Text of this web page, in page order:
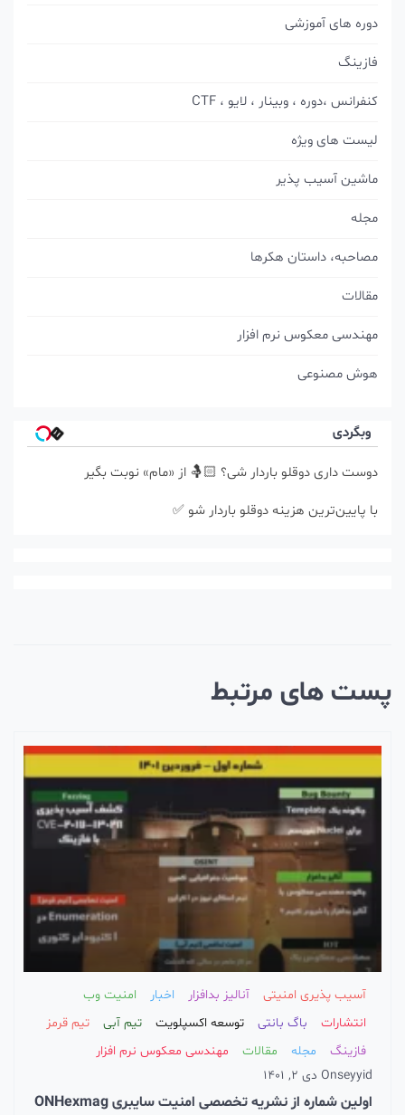
دوره های آموزشی
فازینگ
کنفرانس ،دوره ، وبینار ، لایو ، CTF
لیست های ویژه
ماشین آسیب پذیر
مصاحبه، داستان هکرها
مقالات
مهندسی معکوس نرم افزار
هوش مصنوعی
وبگردی
دوست داری دوقلو باردار شی؟ 🤱🏻 از «مام» نوبت بگیر
با پایین‌ترین هزینه دوقلو باردار شو ✅
های مرتبط
آسیب پذیری امنیتی آنالیز بدافزار اخبار
امنیت وب
انتشارات
باگ بانتی توسعه اکسپلویت تیم آبی
تیم قرمز
فازینگ
مجله مقالات
مهندسی معکوس نرم افزار
seyyid
On دی 2, 1401
اولین شماره از نشریه تخصصی امنیت سایبری ONHexmag